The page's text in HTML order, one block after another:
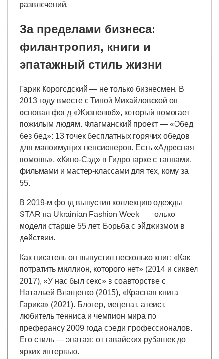
развлечений.
За пределами бизнеса:
филантропия, книги и
эпатажный стиль жизни
Гарик Корогодский — не только бизнесмен. В
2013 году вместе с Тиной Михайловской он
основал фонд «Жизнелюб», который помогает
пожилым людям. Флагманский проект — «Обед
без бед»: 13 точек бесплатных горячих обедов
для малоимущих пенсионеров. Есть «Адресная
помощь», «Кино-Сад» в Гидропарке с танцами,
фильмами и мастер-классами для тех, кому за
55.
В 2019-м фонд выпустил коллекцию одежды
STAR на Ukrainian Fashion Week — только
модели старше 55 лет. Борьба с эйджизмом в
действии.
Как писатель он выпустил несколько книг: «Как
потратить миллион, которого нет» (2014 и сиквел
2017), «У нас был секс» в соавторстве с
Натальей Влащенко (2015), «Красная книга
Гарика» (2021). Блогер, меценат, атеист,
любитель тенниса и чемпион мира по
преферансу 2009 года среди профессионалов.
Его стиль — эпатаж: от гавайских рубашек до
ярких интервью.